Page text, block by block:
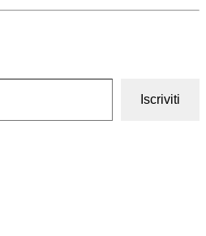
Iscriviti